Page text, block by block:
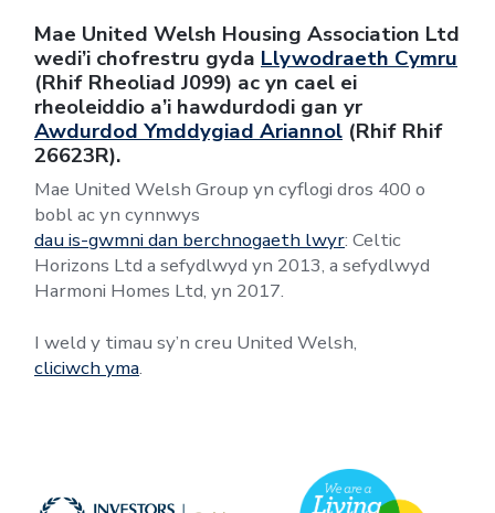
Mae United Welsh Housing Association Ltd
wedi’i chofrestru gyda Llywodraeth Cymru
(Rhif Rheoliad J099) ac yn cael ei
rheoleiddio a’i hawdurdodi gan yr
Awdurdod Ymddygiad Ariannol (Rhif Rhif
26623R).
Mae United Welsh Group yn cyflogi dros 400 o
bobl ac yn cynnwys
dau is-gwmni dan berchnogaeth lwyr: Celtic
Horizons Ltd a sefydlwyd yn 2013, a sefydlwyd
Harmoni Homes Ltd, yn 2017.
I weld y timau sy’n creu United Welsh,
cliciwch yma.